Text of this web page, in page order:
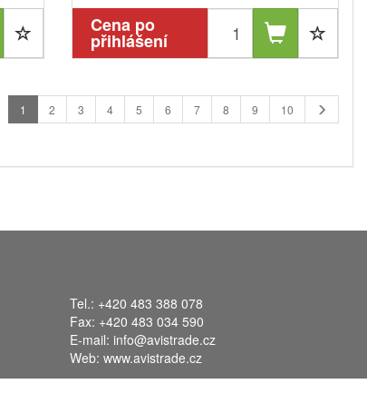
Cena po
přihlášení
1 2 3 4 5 6 7 8 9 10
Tel.: +420 483 388 078
Fax: +420 483 034 590
E-mail: info@avistrade.cz
Web: www.avistrade.cz